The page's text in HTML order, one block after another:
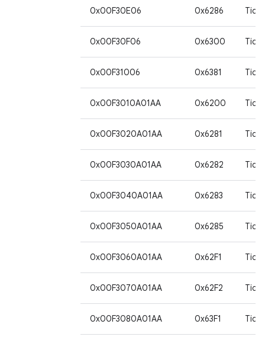
0x00F30E06 0x6286
0x00F30F06 0x6300
0x00F31006 0x6381
0x00F3010A01AA 0x6200
0x00F3020A01AA 0x6281
0x00F3030A01AA 0x6282
0x00F3040A01AA 0x6283
0x00F3050A01AA 0x6285
0x00F3060A01AA 0x62F1
0x00F3070A01AA 0x62F2
0x00F3080A01AA 0x63F1